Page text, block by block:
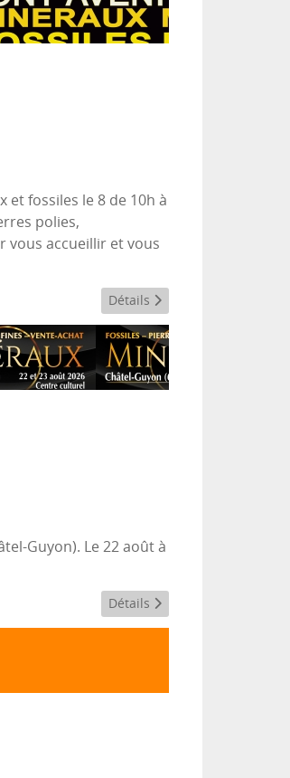
et fossiles le 8 de 10h à
polies,
vous accueillir et vous
Détails
Guyon). Le 22 août à
Détails